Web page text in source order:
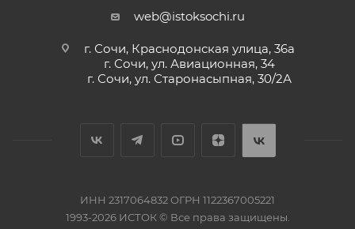
web@istoksochi.ru
г. Сочи, Краснодонская улица, 36а
г. Сочи, ул. Авиационная, 34
г. Сочи, ул. Старонасыпная, 30/2А
ИНН 2317064832 ОГРН 1122367005221
1993-2026 ИСТОК © Все права защищены.